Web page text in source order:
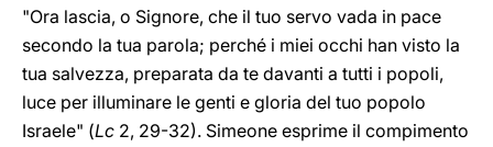
"Ora lascia, o Signore, che il tuo servo vada in pace
secondo la tua parola; perché i miei occhi han visto la
tua salvezza, preparata da te davanti a tutti i popoli,
luce per illuminare le genti e gloria del tuo popolo
Israele" (Lc 2, 29-32). Simeone esprime il compimento